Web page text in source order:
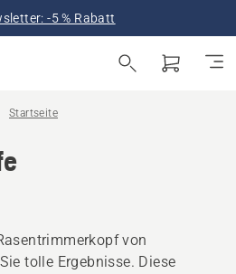
-5 % Rabatt
Startseite
von
tolle Ergebnisse. Diese